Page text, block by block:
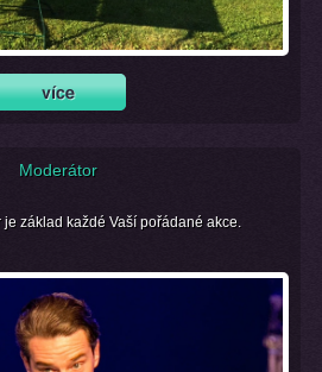
Moderátor
základ každé Vaší pořádané akce.